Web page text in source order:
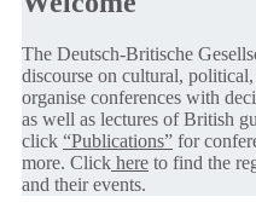
The Deutsch-Britische
discourse on cultural,
organise conferences with
as well as lectures of British
click “Publications” for
more. Click here to find the
and their events.